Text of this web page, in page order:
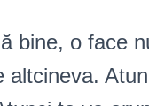
bine, o face
altcineva.